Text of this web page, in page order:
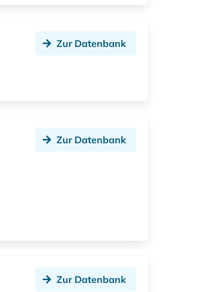
Zur Datenbank
Zur Datenbank
Zur Datenbank